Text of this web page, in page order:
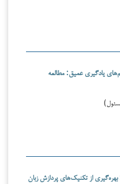
یادگیری عمیق: مطالعه
بهره‌گیری از تکنیک‌های پردازش زبان